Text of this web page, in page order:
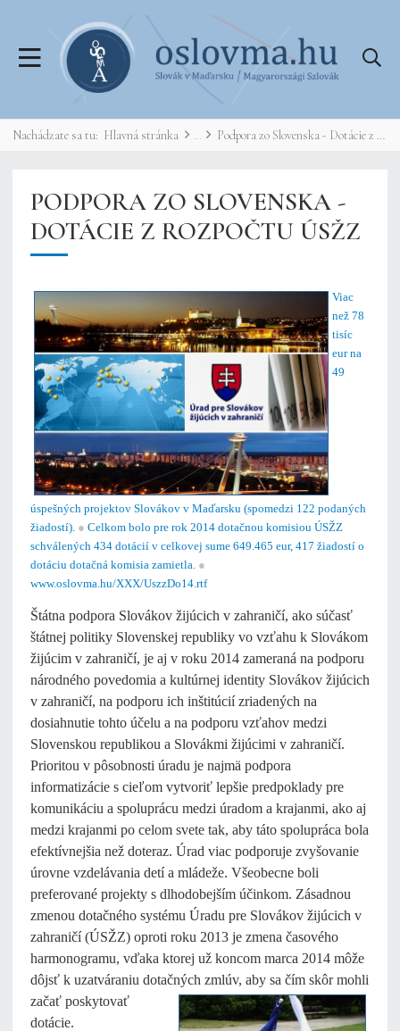
Nachádzate sa tu: Hlavná stránka Podpora zo Slovenska - Dotácie z rozpočtu ÚSŽZ
PODPORA ZO SLOVENSKA -
DOTÁCIE Z ROZPOČTU ÚSŽZ
Viac
než 78
tisíc
eur na
49
úspešných projektov Slovákov v Maďarsku (spomedzi 122 podaných
žiadostí). ● Celkom bolo pre rok 2014 dotačnou komisiou ÚSŽZ
schválených 434 dotácií v celkovej sume 649.465 eur, 417 žiadostí o
dotáciu dotačná komisia zamietla. ●
www.oslovma.hu/XXX/UszzDo14.rtf
Štátna podpora Slovákov žijúcich v zahraničí, ako súčasť
štátnej politiky Slovenskej republiky vo vzťahu k Slovákom
žijúcim v zahraničí, je aj v roku 2014 zameraná na podporu
národného povedomia a kultúrnej identity Slovákov žijúcich
v zahraničí, na podporu ich inštitúcií zriadených na
dosiahnutie tohto účelu a na podporu vzťahov medzi
Slovenskou republikou a Slovákmi žijúcimi v zahraničí.
Prioritou v pôsobnosti úradu je najmä podpora
informatizácie s cieľom vytvoriť lepšie predpoklady pre
komunikáciu a spoluprácu medzi úradom a krajanmi, ako aj
medzi krajanmi po celom svete tak, aby táto spolupráca bola
efektívnejšia než doteraz. Úrad viac podporuje zvyšovanie
úrovne vzdelávania detí a mládeže. Všeobecne boli
preferované projekty s dlhodobejším účinkom. Zásadnou
zmenou dotačného systému Úradu pre Slovákov žijúcich v
zahraničí (ÚSŽZ) oproti roku 2013 je zmena časového
harmonogramu, vďaka ktorej už koncom marca 2014 môže
dôjsť k uzatváraniu dotačných zmlúv, aby sa čím skôr mohli
začať poskytovať
dotácie.